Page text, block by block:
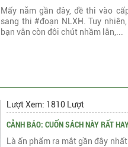
Mấy năm gần đây, đề thi vào
sang thi #đoạn NLXH. Tuy
bạn vẫn còn đôi chút nhầm lẫn,...
Lượt Xem: 1810 Lượt
CẢNH BÁO: CUỐN SÁCH NÀY RẤT
Là ấn phẩm ra mắt gần đây